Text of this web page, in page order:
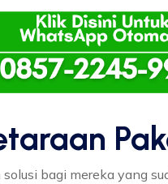
bagi mereka yang